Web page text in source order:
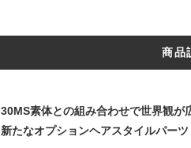
商品
30MS素体との組み合わせで世界観が
新たなオプションヘアスタイルパー